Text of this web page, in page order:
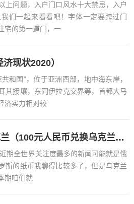
上问题，入户门口风水十大禁忌，入户
们一起来看看吧！字体一定要跨过门
宅的第一道门，一
现状2020）
和国”，位于亚洲西部，地中海东岸，
其接壤，东同伊拉克交界等，首都大马
济实力相对较
100元人民币兑换乌克兰（100元人民币兑换乌克兰币多少钱）
期全世界关注度最多的新闻可能就是俄
斯的纸币我聊得比较多了，但是乌克兰
期咱们就